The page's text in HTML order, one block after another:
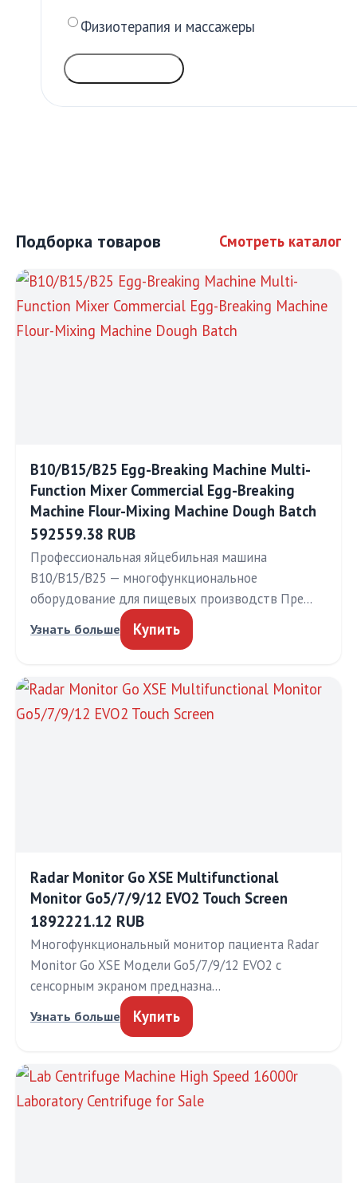
Физиотерапия и массажеры
Подборка товаров Смотреть каталог
B10/B15/B25 Egg-Breaking Machine Multi-
Function Mixer Commercial Egg-Breaking
Machine Flour-Mixing Machine Dough Batch
592559.38 RUB
Профессиональная яйцебильная машина
B10/B15/B25 — многофункциональное
оборудование для пищевых производств Пре…
Узнать больше Купить
Radar Monitor Go XSE Multifunctional
Monitor Go5/7/9/12 EVO2 Touch Screen
1892221.12 RUB
Многофункциональный монитор пациента Radar
Monitor Go XSE Модели Go5/7/9/12 EVO2 с
сенсорным экраном предназна…
Узнать больше Купить